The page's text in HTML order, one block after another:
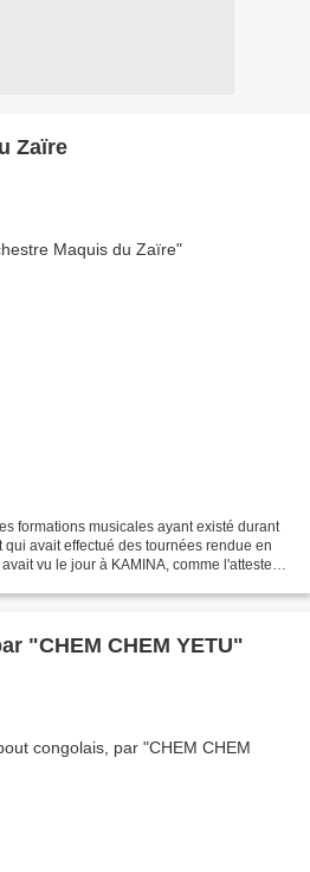
Zaïre
formations musicales ayant existé durant
qui avait effectué des tournées rendue en
vu le jour à KAMINA, comme l'atteste
"CHEM CHEM YETU"